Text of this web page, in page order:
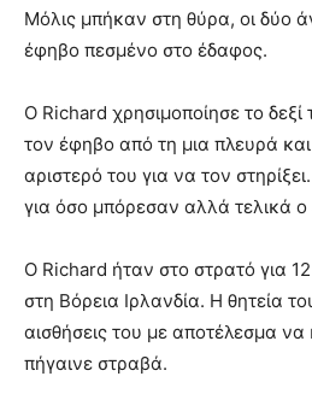
Μόλις μπήκαν στη θύρα, οι δύο
έφηβο πεσμένο στο έδαφος.
Ο Richard χρησιμοποίησε το δεξί
τον έφηβο από τη μια πλευρά
αριστερό του για να τον
για όσο μπόρεσαν αλλά τελικά
Ο Richard ήταν στο στρατό για
στη Βόρεια Ιρλανδία. Η θητεία
αισθήσεις του με αποτέλεσμα να
πήγαινε στραβά.